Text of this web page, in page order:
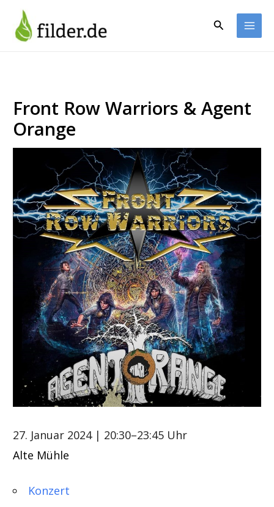
Inhalt
springen
Suchen
Front Row Warriors & Agent
Orange
27. Januar 2024 | 20:30–23:45 Uhr
Alte Mühle
Konzert